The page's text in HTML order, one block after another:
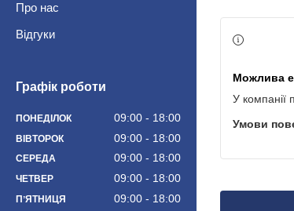
Про нас
Відгуки
Графік роботи
ПОНЕДІЛОК 09:00 18:00
ВІВТОРОК 09:00 18:00
СЕРЕДА 09:00 18:00
ЧЕТВЕР 09:00 18:00
ПʼЯТНИЦЯ 09:00 18:00
У компанії